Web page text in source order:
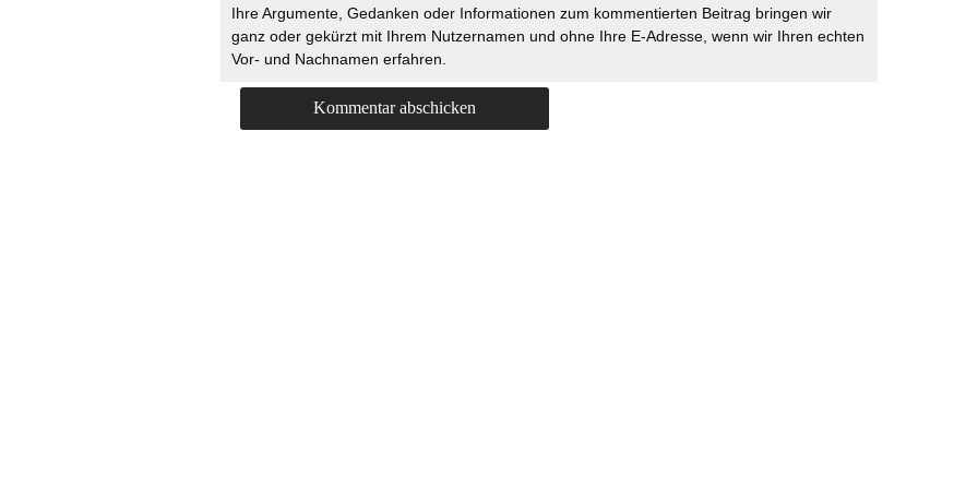
Ihre Argumente, Gedanken oder Informationen zum kommentierten Beitrag bringen wir
ganz oder gekürzt mit Ihrem Nutzernamen und ohne Ihre E-Adresse, wenn wir Ihren echten
Vor- und Nachnamen erfahren.